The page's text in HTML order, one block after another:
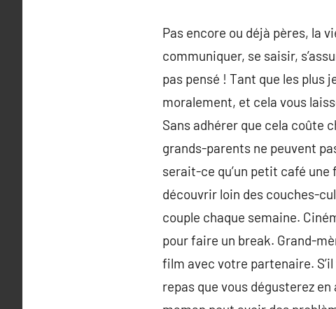
Pas encore ou déjà pères, la
communiquer, se saisir,
pas pensé ! Tant que les plus
moralement, et cela vous
Sans adhérer que cela coûte
grands-parents ne peuvent
serait-ce qu’un petit café
découvrir loin des couches-
couple chaque semaine.
pour faire un break. Grand-
film avec votre partenaire.
repas que vous dégusterez